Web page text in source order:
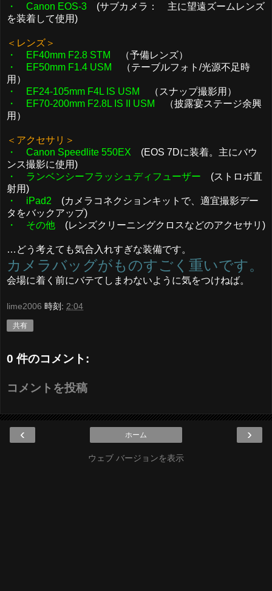
・ Canon EOS-3 (サブカメラ： 主に望遠ズームレンズ
を装着して使用)
＜レンズ＞
・ EF40mm F2.8 STM
（予備レンズ）
・ EF50mm F1.4 USM
（テーブルフォト/光源不足時
用）
・ EF24-105mm F4L IS USM
（スナップ撮影用）
・ EF70-200mm F2.8L IS II USM
（披露宴ステージ余興
用）
＜アクセサリ＞
・ Canon Speedlite 550EX (EOS 7Dに装着。主にバウ
ンス撮影に使用)
・ ランベンシーフラッシュディフューザー (ストロボ直
射用)
・ iPad2 (カメラコネクションキットで、適宜撮影デー
タをバックアップ)
・ その他 (レンズクリーニングクロスなどのアクセサリ)
…どう考えても気合入れすぎな装備です。
カメラバッグがものすごく重いです。
会場に着く前にバテてしまわないように気をつけねば。
lime2006 時刻: 2:04
共有
0 件のコメント:
コメントを投稿
‹ ›
ホーム
ウェブ バージョンを表示